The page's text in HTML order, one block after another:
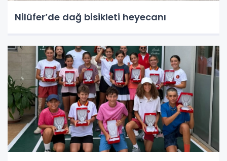
Nilüfer’de dağ bisikleti heyecanı